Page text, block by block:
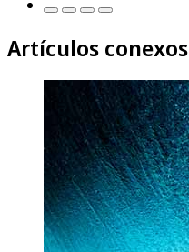
Artículos conexos